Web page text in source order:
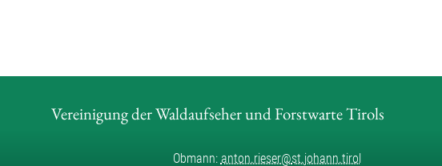
Vereinigung der Waldaufseher und Forstwarte Tirols
Obmann: anton.rieser@st.johann.tirol